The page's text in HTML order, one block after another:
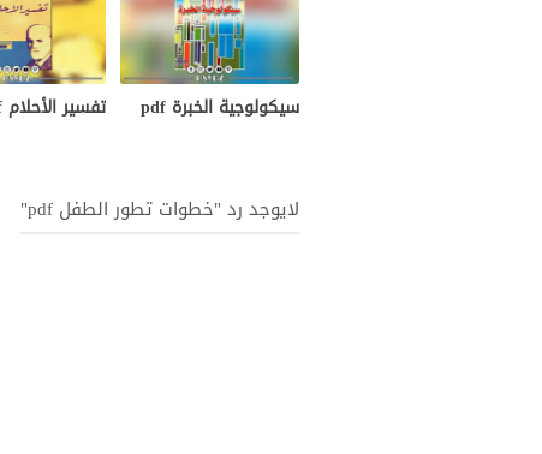
سيكولوجية الخبرة pdf تفسير الأحلام pdf
لايوجد رد "خطوات تطور الطفل pdf"